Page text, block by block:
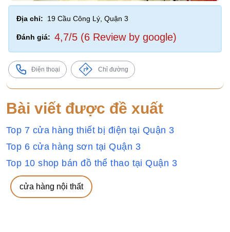
Địa chỉ: 19 Cầu Công Lý, Quận 3
Đánh giá: 4,7/5 (6 Review by google)
Điện thoại Chỉ đường
Bài viết được đề xuất
Top 7 cửa hàng thiết bị điện tại Quận 3
Top 6 cửa hàng sơn tại Quận 3
Top 10 shop bán đồ thể thao tại Quận 3
cửa hàng nội thất